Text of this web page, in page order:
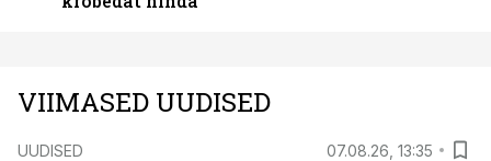
VIIMASED UUDISED
UUDISED 07.08.26, 13:35